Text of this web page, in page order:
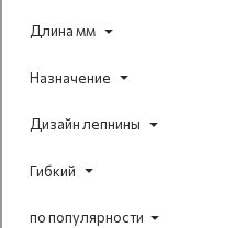
Длина мм
Назначение
Дизайн лепнины
Гибкий
по популярности